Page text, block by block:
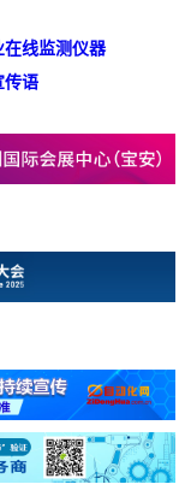
在线监测仪器
传语